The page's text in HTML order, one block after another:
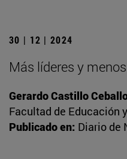
30 | 12 | 2024
Más líderes y menos
Gerardo Castillo
Facultad de Educación
Publicado en: Diario de